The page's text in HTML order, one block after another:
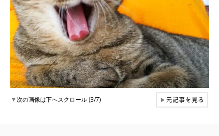
▼次の画像は下へスクロール (3/7) ▶元記事を見る